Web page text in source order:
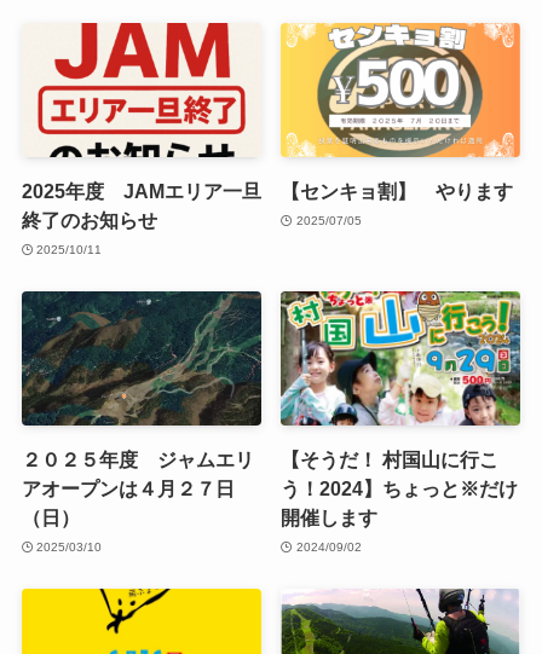
2025年度 JAMエリア一旦
終了のお知らせ
2025/10/11
【センキョ割】 やります
2025/07/05
２０２５年度 ジャムエリ
アオープンは４月２７日
（日）
2025/03/10
【そうだ！ 村国山に行こ
う！2024】ちょっと※だけ
開催します
2024/09/02